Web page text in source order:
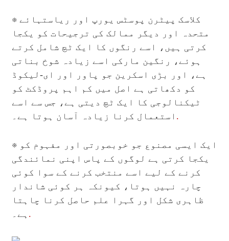
※ کلاسک پیٹرن پوسٹس یورپ اور ریاستہائے
متحدہ اور دیگر ممالک کی ترجیحات کو یکجا
کرتی ہیں، اسے رنگوں کا ایک ٹچ شامل کرتے
ہوئے، رنگین مارکی اسے زیادہ شوخ بناتی
ہے، اور بڑی اسکرین جو پاور اور ای-لیکوڈ
کو دکھاتی ہے اصل میں کم اہم پروڈکٹ کو
ٹیکنالوجی کا ایک ٹچ دیتی ہے، جس سے اسے
استعمال کرنا زیادہ آسان ہوتا ہے۔ .
※ ایک ایسی مصنوع جو خوبصورتی اور مفہوم کو
یکجا کرتی ہے لوگوں کے پاس اپنی نمائندگی
کرنے کے لیے اسے منتخب کرنے کے سوا کوئی
چارہ نہیں ہوتا، کیونکہ ہر کوئی شاندار
ظاہری شکل اور گہرا علم حاصل کرنا چاہتا
ہے۔ .